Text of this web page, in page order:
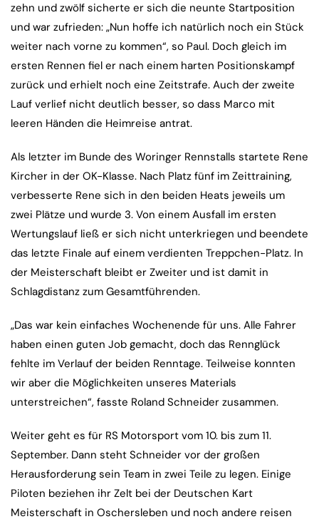
zehn und zwölf sicherte er sich die neunte Startposition
und war zufrieden: „Nun hoffe ich natürlich noch ein Stück
weiter nach vorne zu kommen“, so Paul. Doch gleich im
ersten Rennen fiel er nach einem harten Positionskampf
zurück und erhielt noch eine Zeitstrafe. Auch der zweite
Lauf verlief nicht deutlich besser, so dass Marco mit
leeren Händen die Heimreise antrat.
Als letzter im Bunde des Woringer Rennstalls startete Rene
Kircher in der OK-Klasse. Nach Platz fünf im Zeittraining,
verbesserte Rene sich in den beiden Heats jeweils um
zwei Plätze und wurde 3. Von einem Ausfall im ersten
Wertungslauf ließ er sich nicht unterkriegen und beendete
das letzte Finale auf einem verdienten Treppchen-Platz. In
der Meisterschaft bleibt er Zweiter und ist damit in
Schlagdistanz zum Gesamtführenden.
„Das war kein einfaches Wochenende für uns. Alle Fahrer
haben einen guten Job gemacht, doch das Rennglück
fehlte im Verlauf der beiden Renntage. Teilweise konnten
wir aber die Möglichkeiten unseres Materials
unterstreichen“, fasste Roland Schneider zusammen.
Weiter geht es für RS Motorsport vom 10. bis zum 11.
September. Dann steht Schneider vor der großen
Herausforderung sein Team in zwei Teile zu legen. Einige
Piloten beziehen ihr Zelt bei der Deutschen Kart
Meisterschaft in Oschersleben und noch andere reisen